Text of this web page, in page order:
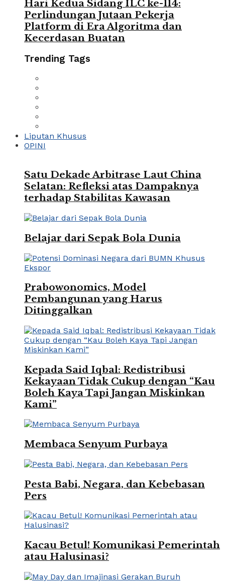
Hari Kedua Sidang ILC ke-114:
Perlindungan Jutaan Pekerja
Platform di Era Algoritma dan
Kecerdasan Buatan
Trending Tags
Liputan Khusus
OPINI
Satu Dekade Arbitrase Laut China
Selatan: Refleksi atas Dampaknya
terhadap Stabilitas Kawasan
Belajar dari Sepak Bola Dunia
Prabowonomics, Model
Pembangunan yang Harus
Ditinggalkan
Kepada Said Iqbal: Redistribusi
Kekayaan Tidak Cukup dengan “Kau
Boleh Kaya Tapi Jangan Miskinkan
Kami”
Membaca Senyum Purbaya
Pesta Babi, Negara, dan Kebebasan
Pers
Kacau Betul! Komunikasi Pemerintah
atau Halusinasi?